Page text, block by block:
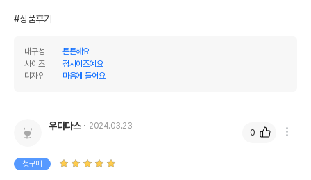
#상품후기
내구성
튼튼해요
사이즈
정사이즈예요
디자인
마음에 들어요
우다다스 2024.03.23
첫구매
0